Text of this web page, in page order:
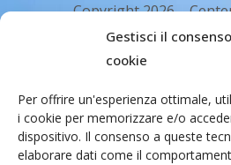
Gestisci il
cookie
Per offrire un'esperienza ottimale,
i cookie per memorizzare e/o
dispositivo. Il consenso a queste
elaborare dati come il
Copyright 2026 –
for the acceleration of
Tutti i diritti
Indirizzo email